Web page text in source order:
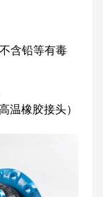
含铅等有毒
温橡胶接头）